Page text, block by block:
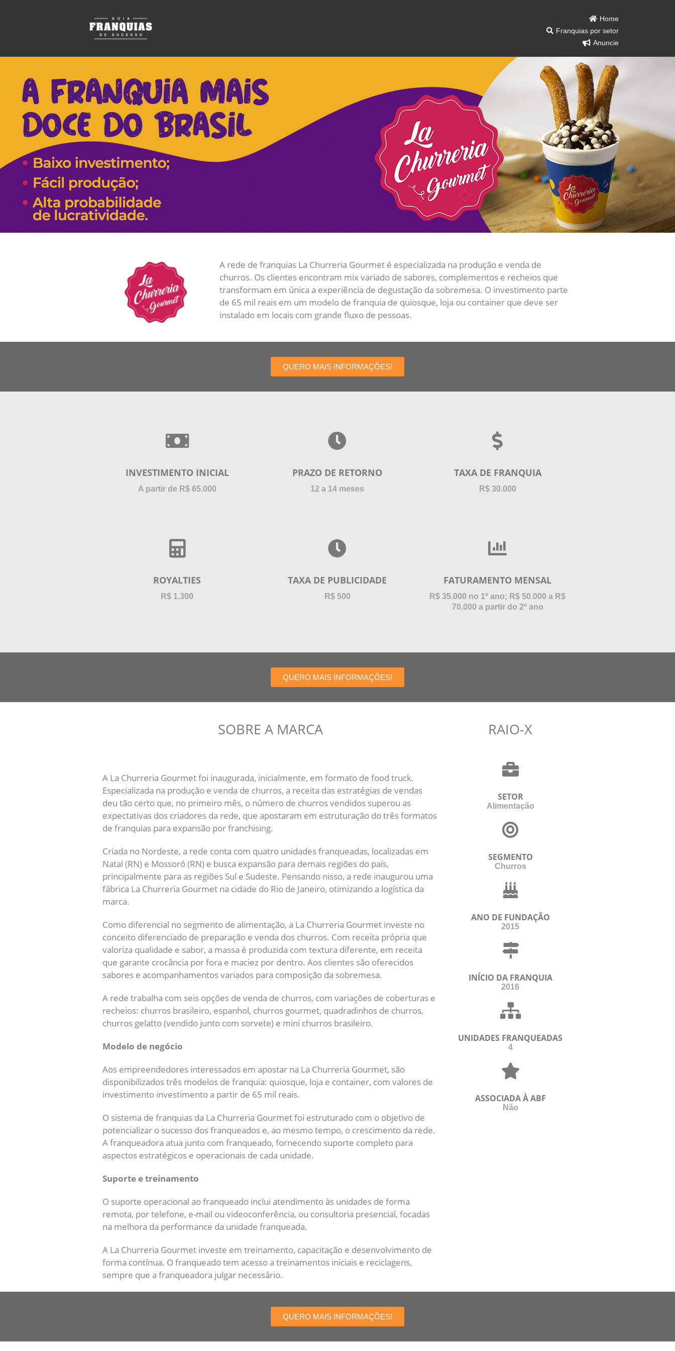
Home
Franquias por setor
Anuncie
A rede de franquias La Churreria Gourmet é especializada na produção e venda de
churros. Os clientes encontram mix variado de sabores, complementos e recheios que
transformam em única a experiência de degustação da sobremesa. O investimento parte
de 65 mil reais em um modelo de franquia de quiosque, loja ou container que deve ser
instalado em locais com grande fluxo de pessoas.
QUERO MAIS INFORMAÇÕES!
INVESTIMENTO INICIAL
A partir de R$ 65.000
PRAZO DE RETORNO
12 a 14 meses
TAXA DE FRANQUIA
R$ 30.000
ROYALTIES
R$ 1.300
TAXA DE PUBLICIDADE
R$ 500
FATURAMENTO MENSAL
R$ 35.000 no 1º ano; R$ 50.000 a R$
70.000 a partir do 2º ano
QUERO MAIS INFORMAÇÕES!
SOBRE A MARCA
A La Churreria Gourmet foi inaugurada, inicialmente, em formato de food truck.
Especializada na produção e venda de churros, a receita das estratégias de vendas
deu tão certo que, no primeiro mês, o número de churros vendidos superou as
expectativas dos criadores da rede, que apostaram em estruturação do três formatos
de franquias para expansão por franchising.
Criada no Nordeste, a rede conta com quatro unidades franqueadas, localizadas em
Natal (RN) e Mossoró (RN) e busca expansão para demais regiões do país,
principalmente para as regiões Sul e Sudeste. Pensando nisso, a rede inaugurou uma
fábrica La Churreria Gourmet na cidade do Rio de Janeiro, otimizando a logística da
marca.
Como diferencial no segmento de alimentação, a La Churreria Gourmet investe no
conceito diferenciado de preparação e venda dos churros. Com receita própria que
valoriza qualidade e sabor, a massa é produzida com textura diferente, em receita
que garante crocância por fora e maciez por dentro. Aos clientes são oferecidos
sabores e acompanhamentos variados para composição da sobremesa.
A rede trabalha com seis opções de venda de churros, com variações de coberturas e
recheios: churros brasileiro, espanhol, churros gourmet, quadradinhos de churros,
churros gelatto (vendido junto com sorvete) e mini churros brasileiro.
Modelo de negócio
Aos empreendedores interessados em apostar na La Churreria Gourmet, são
disponibilizados três modelos de franquia: quiosque, loja e container, com valores de
investimento investimento a partir de 65 mil reais.
O sistema de franquias da La Churreria Gourmet foi estruturado com o objetivo de
potencializar o sucesso dos franqueados e, ao mesmo tempo, o crescimento da rede.
A franqueadora atua junto com franqueado, fornecendo suporte completo para
aspectos estratégicos e operacionais de cada unidade.
Suporte e treinamento
O suporte operacional ao franqueado inclui atendimento às unidades de forma
remota, por telefone, e-mail ou videoconferência, ou consultoria presencial, focadas
na melhora da performance da unidade franqueada.
A La Churreria Gourmet investe em treinamento, capacitação e desenvolvimento de
forma contínua. O franqueado tem acesso a treinamentos iniciais e reciclagens,
sempre que a franqueadora julgar necessário.
RAIO-X
SETOR
Alimentação
SEGMENTO
Churros
ANO DE FUNDAÇÃO
2015
INÍCIO DA FRANQUIA
2016
UNIDADES FRANQUEADAS
4
ASSOCIADA À ABF
Não
QUERO MAIS INFORMAÇÕES!